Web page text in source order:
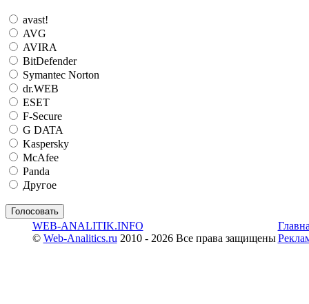
avast!
AVG
AVIRA
BitDefender
Symantec Norton
dr.WEB
ESET
F-Secure
G DATA
Kaspersky
McAfee
Panda
Другое
WEB-ANALITIK.INFO
© Web-Analitics.ru 2010 - 2026 Все права защищены